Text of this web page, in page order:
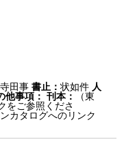
田事書止：状如件 人
他事項： 刊本：
（東
をご参照くださ
カタログへのリンク